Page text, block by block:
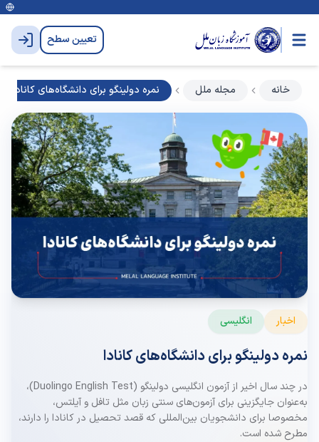
تعیین سطح
خانه مجله ملل نمره دولینگو برای دانشگاه‌های کانادا
اخبار انگلیسی
نمره دولینگو برای دانشگاه‌های کانادا
در چند سال اخیر از آزمون انگلیسی دولینگو (Duolingo English Test)،
به‌عنوان جایگزینی برای آزمون‌های سنتی زبان مثل تافل و آیلتس،
مخصوصا برای دانشجویان بین‌المللی که قصد تحصیل در کانادا را دارند،
مطرح شده است.